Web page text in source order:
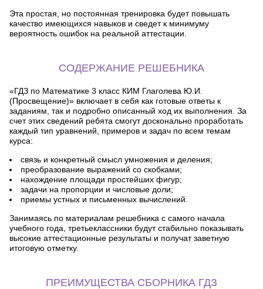
Эта простая, но постоянная тренировка будет повышать
качество имеющихся навыков и сведет к минимуму
вероятность ошибок на реальной аттестации.
СОДЕРЖАНИЕ РЕШЕБНИКА
«ГДЗ по Математике 3 класс КИМ Глаголева Ю.И.
(Просвещение)» включает в себя как готовые ответы к
заданиям, так и подробно описанный ход их выполнения. За
счет этих сведений ребята смогут досконально проработать
каждый тип уравнений, примеров и задач по всем темам
курса:
связь и конкретный смысл умножения и деления;
преобразование выражений со скобками;
нахождение площади простейших фигур;
задачи на пропорции и числовые доли;
приемы устных и письменных вычислений.
Занимаясь по материалам решебника с самого начала
учебного года, третьеклассники будут стабильно показывать
высокие аттестационные результаты и получат заветную
итоговую отметку.
ПРЕИМУЩЕСТВА СБОРНИКА ГДЗ